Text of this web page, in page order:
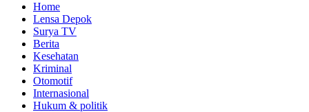
Home
Lensa Depok
Surya TV
Berita
Kesehatan
Kriminal
Otomotif
Internasional
Hukum & politik